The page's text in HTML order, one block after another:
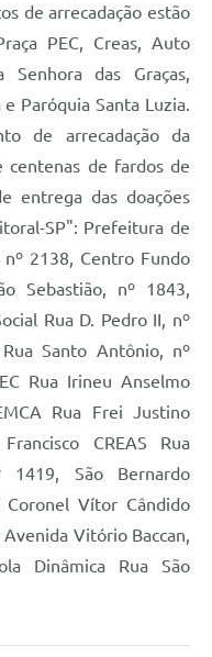
de arrecadação estão
PEC, Creas, Auto
Senhora das Graças,
Paróquia Santa Luzia.
de arrecadação da
centenas de fardos de
entrega das doações
SP": Prefeitura de
2138, Centro Fundo
Sebastião, nº 1843,
Rua D. Pedro II, nº
Santo Antônio, nº
Rua Irineu Anselmo
Rua Frei Justino
CREAS Rua
1419, São Bernardo
Coronel Vítor Cândido
Vitório Baccan,
Dinâmica Rua São